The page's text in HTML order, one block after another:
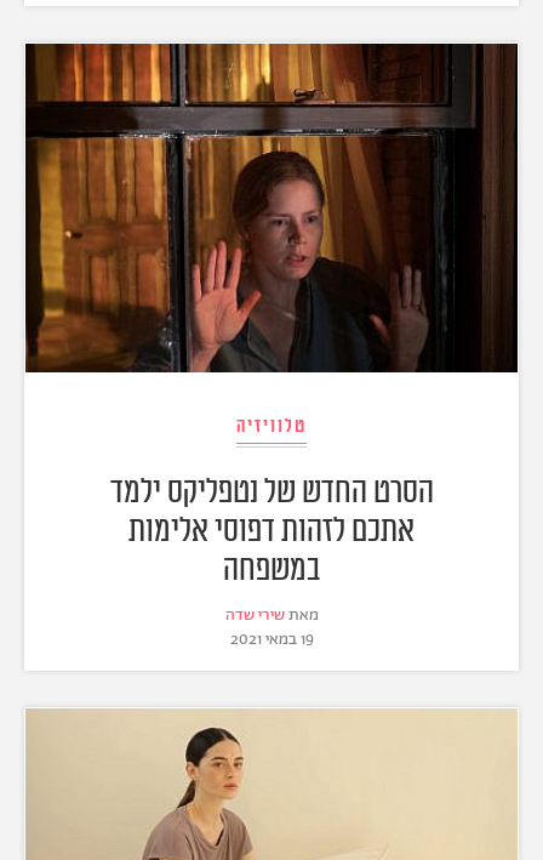
טלוויזיה
הסרט החדש של נטפליקס ילמד
אתכם לזהות דפוסי אלימות
במשפחה
מאתשירי שדה
19 במאי 2021